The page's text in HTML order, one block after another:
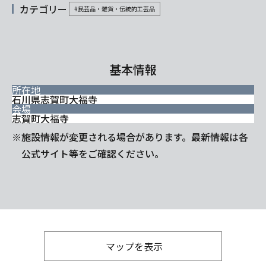
カテゴリー #民芸品・雑貨・伝統的工芸品
基本情報
所在地
石川県志賀町大福寺
会場
志賀町大福寺
※施設情報が変更される場合があります。最新情報は各
公式サイト等をご確認ください。
マップを表示